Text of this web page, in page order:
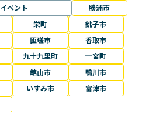
イベント
勝浦市
栄町
銚子市
匝瑳市
香取市
九十九里町
一宮町
館山市
鴨川市
いすみ市
富津市